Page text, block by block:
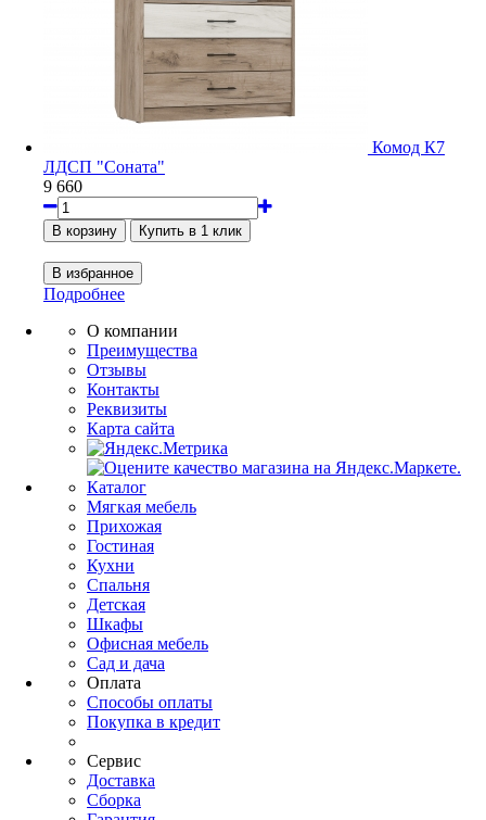
Комод К7
ЛДСП "Соната"
9 660
Подробнее
О компании
Преимущества
Отзывы
Контакты
Реквизиты
Карта сайта
Каталог
Мягкая мебель
Прихожая
Гостиная
Кухни
Спальня
Детская
Шкафы
Офисная мебель
Сад и дача
Оплата
Способы оплаты
Покупка в кредит
Сервис
Доставка
Сборка